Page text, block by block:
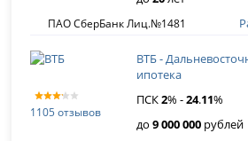
ПАО СберБанк Лиц.№1481
1105 отзывов
ВТБ -
ипотека
ПСК2% -24.11%
до9 000 000 рублей